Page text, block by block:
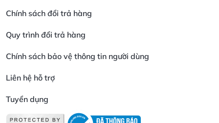
Chính sách đổi trả hàng
Quy trình đổi trả hàng
Chính sách bảo vệ thông tin người dùng
Liên hệ hỗ trợ
Tuyển dụng